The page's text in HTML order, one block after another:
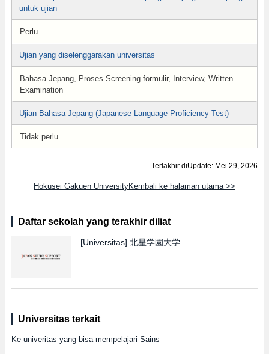
untuk ujian
Perlu
Ujian yang diselenggarakan universitas
Bahasa Jepang, Proses Screening formulir, Interview, Written
Examination
Ujian Bahasa Jepang (Japanese Language Proficiency Test)
Tidak perlu
Terlakhir diUpdate: Mei 29, 2026
Hokusei Gakuen UniversityKembali ke halaman utama >>
Daftar sekolah yang terakhir diliat
[Universitas] 北星学園大学
Universitas terkait
Ke univeritas yang bisa mempelajari Sains